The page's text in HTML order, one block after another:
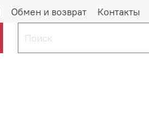
Обмен и возврат Контакты